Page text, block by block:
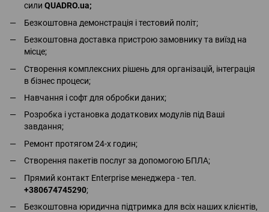
сили QUADRO.ua;
Безкоштовна демонстрація і тестовий політ;
Безкоштовна доставка пристрою замовнику та виїзд на
місце;
Створення комплексних рішень для організацій, інтеграція
в бізнес процеси;
Навчання і софт для обробки даних;
Розробка і установка додаткових модулів під Ваші
завдання;
Ремонт протягом 24-х годин;
Створення пакетів послуг за допомогою БПЛА;
Прямий контакт Enterprise менеджера - тел.
+380674745290;
Безкоштовна юридична підтримка для всіх наших клієнтів,